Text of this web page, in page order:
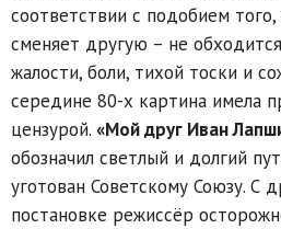
соответствии с подобием
сменяет другую – не
жалости, боли, тихой тоски и
середине 80-х картина имела
цензурой. «Мой друг Иван
обозначил светлый и долгий
уготован Советскому Союзу. С
постановке режиссёр